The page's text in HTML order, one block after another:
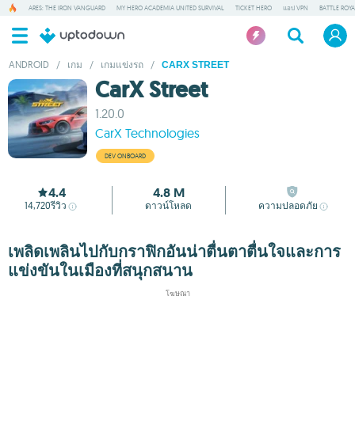
ARES: THE IRON VANGUARD MY HERO ACADEMIA UNITED SURVIVAL TICKET HERO แอป VPN BATTLE
ANDROID / เกม / เกมแข่งรถ / CARX STREET
CarX Street
1.20.0
CarX Technologies
DEV ONBOARD
4.4
14,720รีวิว
4.8 M
ดาวน์โหลด ความปลอดภัย
เพลิดเพลินไปกับกราฟิกอันน่าตื่นตาตื่นใจและการ
แข่งขันในเมืองที่สนุกสนาน
โฆษณา